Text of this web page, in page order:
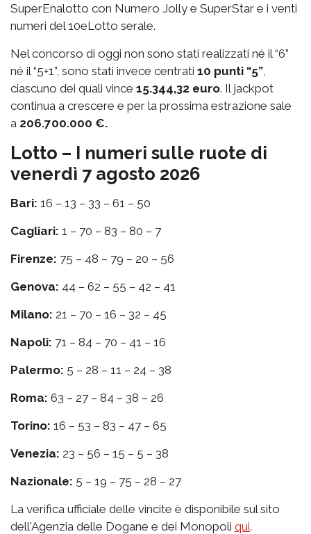
SuperEnalotto con Numero Jolly e SuperStar e i venti
numeri del 10eLotto serale.
Nel concorso di oggi non sono stati realizzati né il “6”
né il “5+1”, sono stati invece centrati 10 punti “5”
ciascuno dei quali vince 15.344,32 euro. Il jackpot
continua a crescere e per la prossima estrazione sale
a 206.700.000 €.
Lotto – I numeri sulle ruote di
venerdì 7 agosto 2026
Bari: 16 – 13 – 33 – 61 – 50
Cagliari: 1 – 70 – 83 – 80 – 7
Firenze: 75 – 48 – 79 – 20 – 56
Genova: 44 – 62 – 55 – 42 – 41
Milano: 21 – 70 – 16 – 32 – 45
Napoli: 71 – 84 – 70 – 41 – 16
Palermo: 5 – 28 – 11 – 24 – 38
Roma: 63 – 27 – 84 – 38 – 26
Torino: 16 – 53 – 83 – 47 – 65
Venezia: 23 – 56 – 15 – 5 – 38
Nazionale: 5 – 19 – 75 – 28 – 27
La verifica ufficiale delle vincite è disponibile sul sito
dell'Agenzia delle Dogane e dei Monopoli qui.